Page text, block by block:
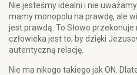
Nie jesteśmy idealni i nie
mamy monopolu na prawdę, ale
jest prawdą. To Słowo
człowieka jest to, by dzięki
autentyczną relację.
Nie ma nikogo takiego jak ON.